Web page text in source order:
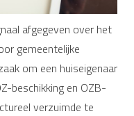
afgegeven over het
gemeentelijke
om een huiseigenaar
beschikking en OZB-
verzuimde te